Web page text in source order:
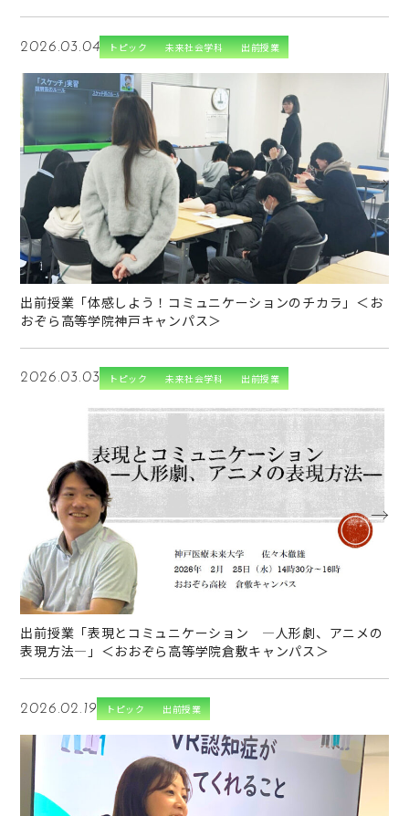
2026.03.04 トピック 未来社会学科 出前授業
出前授業「体感しよう！コミュニケーションのチカラ」＜お
おぞら高等学院神戸キャンパス＞
→
2026.03.03 トピック 未来社会学科 出前授業
出前授業「表現とコミュニケーション ―人形劇、アニメの
表現方法―」＜おおぞら高等学院倉敷キャンパス＞
→
2026.02.19 トピック 出前授業